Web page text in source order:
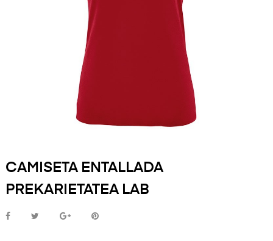
CAMISETA ENTALLADA
PREKARIETATEA LAB